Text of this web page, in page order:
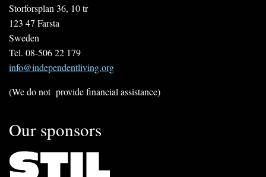
Storforsplan 36, 10 tr
123 47 Farsta
Sweden
Tel. 08-506 22 179
info@independentliving.org
(We do not provide financial assistance)
Our sponsors